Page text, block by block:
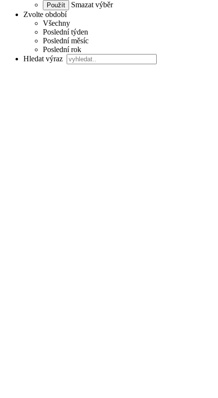
Smazat výběr
Zvolte období
Všechny
Poslední týden
Poslední měsíc
Poslední rok
Hledat výraz